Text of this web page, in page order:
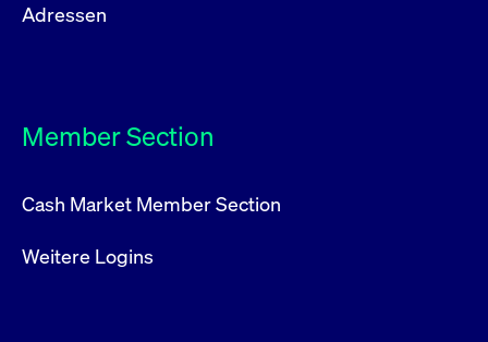
Adressen
Member Section
Cash Market Member Section
Weitere Logins